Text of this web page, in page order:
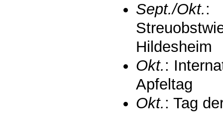
Sept./Okt.:
Hildesheim
Okt.:
Apfeltag
Okt.: Tag